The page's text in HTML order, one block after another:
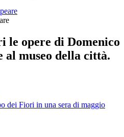
le opere di Domenico
al museo della città.
dei Fiori in una sera di maggio